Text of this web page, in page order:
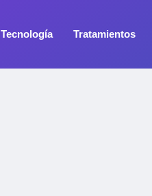
Tecnología Tratamientos